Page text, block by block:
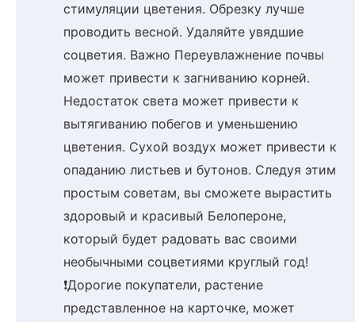
стимуляции цветения. Обрезку лучше
проводить весной. Удаляйте увядшие
соцветия. Важно Переувлажнение почвы
может привести к загниванию корней.
Недостаток света может привести к
вытягиванию побегов и уменьшению
цветения. Сухой воздух может привести к
опаданию листьев и бутонов. Следуя этим
простым советам, вы сможете вырастить
здоровый и красивый Белопероне,
который будет радовать вас своими
необычными соцветиями круглый год!
❗Дорогие покупатели, растение
представленное на карточке, может